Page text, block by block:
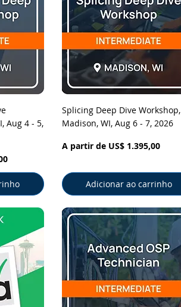
Aug 4 - 5,
Visualização rápida
Splicing Deep Dive Workshop,
Madison, WI, Aug 6 - 7, 2026
A partir de US$ 1.395,00
Preço promocional
Adicionar ao carrinho